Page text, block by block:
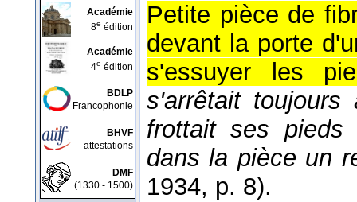
Académie
8e édition
Académie
4e édition
BDLP
Francophonie
BHVF
attestations
DMF
(1330 - 1500)
Petite pièce de
devant la porte
s'essuyer les
s'arrêtait
frottait ses pieds
dans la pièce un
1934, p. 8).